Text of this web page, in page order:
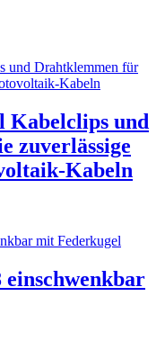
Kabelclips und
zuverlässige
Kabeln